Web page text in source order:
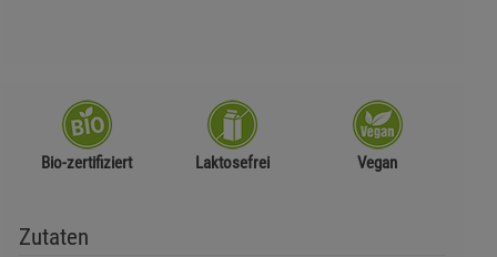
Bio-zertifiziert Laktosefrei Vegan
Zutaten